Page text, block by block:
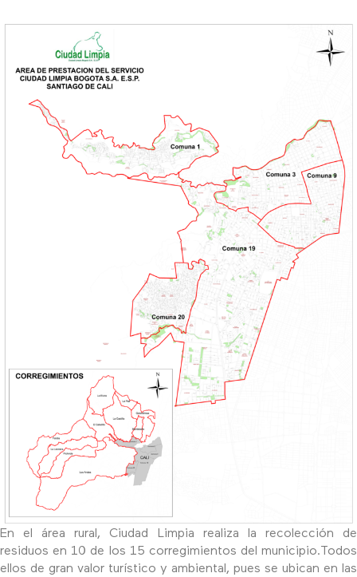
En el área rural, Ciudad Limpia realiza la recolección de
residuos en 10 de los 15 corregimientos del municipio.Todos
ellos de gran valor turístico y ambiental, pues se ubican en las